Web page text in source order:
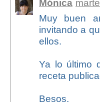
Mónica
Muy buen
invitando a
ellos.
Ya lo último
receta
Besos,